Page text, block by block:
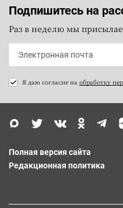
Подпишитесь на
Раз в неделю мы
Я даю согласие на обработку
Полная версия сайта
Редакционная политика